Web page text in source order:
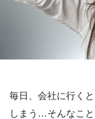
毎日、会社に行く
しまう…そんなこ